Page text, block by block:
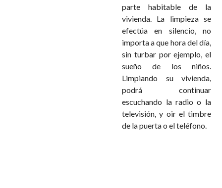
parte habitable de la
vivienda. La limpieza se
efectúa en silencio, no
importa a que hora del día,
sin turbar por ejemplo, el
sueño de los niños.
Limpiando su vivienda,
podrá continuar
escuchando la radio o la
televisión, y oir el timbre
de la puerta o el teléfono.